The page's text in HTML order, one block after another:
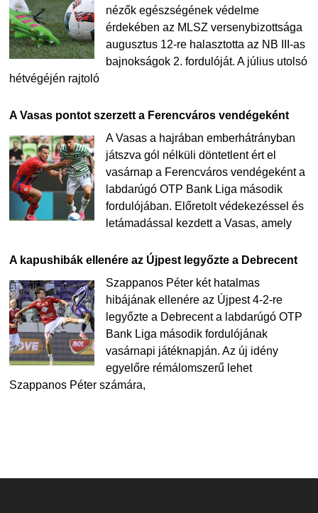
nézők egészségének védelme
érdekében az MLSZ versenybizottsága
augusztus 12-re halasztotta az NB III-as
bajnokságok 2. fordulóját. A július utolsó
hétvégéjén rajtoló
A Vasas pontot szerzett a Ferencváros vendégeként
A Vasas a hajrában emberhátrányban
játszva gól nélküli döntetlent ért el
vasárnap a Ferencváros vendégeként a
labdarúgó OTP Bank Liga második
fordulójában. Előretolt védekezéssel és
letámadással kezdett a Vasas, amely
A kapushibák ellenére az Újpest legyőzte a Debrecent
Szappanos Péter két hatalmas
hibájának ellenére az Újpest 4-2-re
legyőzte a Debrecent a labdarúgó OTP
Bank Liga második fordulójának
vasárnapi játéknapján. Az új idény
egyelőre rémálomszerű lehet
Szappanos Péter számára,